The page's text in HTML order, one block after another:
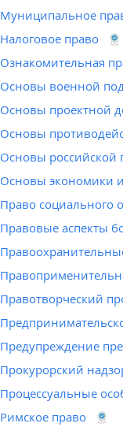
Муниципальное
Налоговое право
Ознакомительная
Основы военной
Основы проектной
Основы
Основы российской
Основы экономики
Право социального
Правовые аспекты
Правотворческий
Предупреждение
Прокурорский
Процессуальные
Римское право